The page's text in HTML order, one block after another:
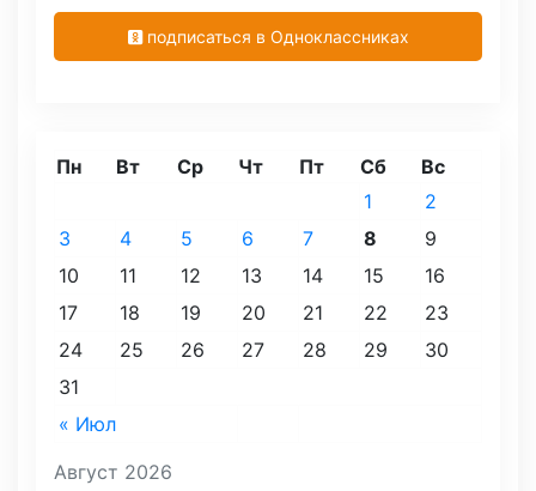
подписаться в Одноклассниках
Август 2026
Пн Вт Ср Чт Пт Сб Вс
« Июл
1
2
3
4 5 6 7 8
9
10
11 12 13 14 15
16
17
18 19 20 21 22
23
24
25 26 27 28 29
30
31